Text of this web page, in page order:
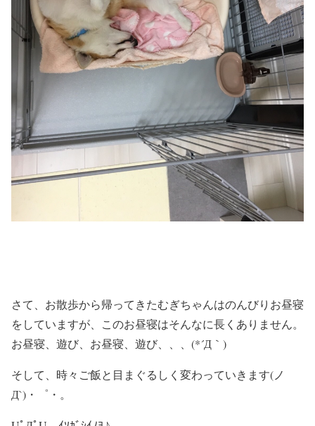
さて、お散歩から帰ってきたむぎちゃんはのんびりお昼寝
をしていますが、このお昼寝はそんなに長くありません。
お昼寝、遊び、お昼寝、遊び、、、(*´Д｀)
そして、時々ご飯と目まぐるしく変わっていきます(ノ
Д`)・゜・。